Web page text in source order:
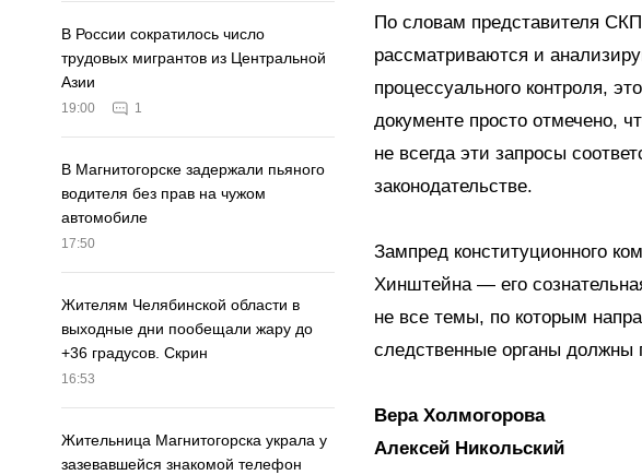
В России сократилось число
трудовых мигрантов из Центральной
Азии
19:00 1
В Магнитогорске задержали пьяного
водителя без прав на чужом
автомобиле
17:50
Жителям Челябинской области в
выходные дни пообещали жару до
+36 градусов. Скрин
16:53
Жительница Магнитогорска украла у
зазевавшейся знакомой телефон
По словам представителя
рассматриваются и
процессуального контроля,
документе просто отмечено,
не всегда эти запросы
законодательстве.
Зампред конституционного
Хинштейна — его
не все темы, по которым
следственные органы должны
Вера Холмогорова
Алексей Никольский